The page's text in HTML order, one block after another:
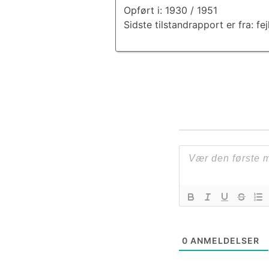
0 ANMELDELSER
Opført i: 1930 / 1951
Sidste tilstandrapport er fra: fejl